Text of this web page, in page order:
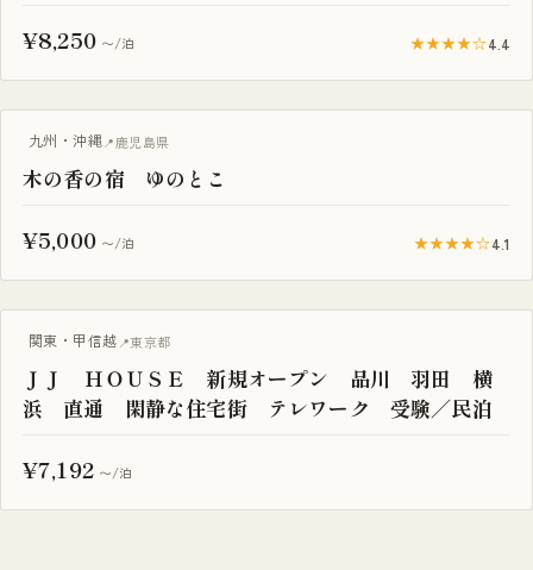
¥8,250 〜/泊 ★★★★☆4.4
古民家
九州・沖縄 鹿児島県
木の香の宿 ゆのとこ
¥5,000 〜/泊 ★★★★☆4.1
古民家
関東・甲信越 東京都
ＪＪ ＨＯＵＳＥ 新規オープン 品川 羽田 横
浜 直通 閑静な住宅街 テレワーク 受験／民泊
¥7,192 〜/泊